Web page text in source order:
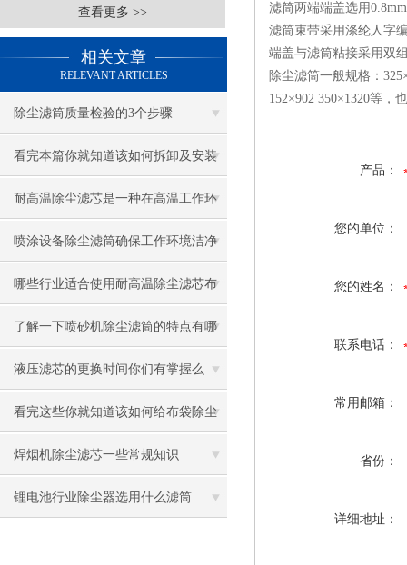
查看更多 >>
相关文章
RELEVANT ARTICLES
除尘滤筒质量检验的3个步骤
看完本篇你就知道该如何拆卸及安装
搅拌站除尘滤芯了
耐高温除尘滤芯是一种在高温工作环
境中应用的滤芯
喷涂设备除尘滤筒确保工作环境洁净
与健康
哪些行业适合使用耐高温除尘滤芯布
袋？
了解一下喷砂机除尘滤筒的特点有哪
些吧
液压滤芯的更换时间你们有掌握么
看完这些你就知道该如何给布袋除尘
器卸灰了
焊烟机除尘滤芯一些常规知识
锂电池行业除尘器选用什么滤筒
滤筒两端端盖选用
滤筒束带采用涤纶人字
端盖与滤筒粘接采用双
除尘滤筒一般规格：
152×902 350×1320等，
产品：
您的单位：
您的姓名：
联系电话：
常用邮箱：
省份：
详细地址：